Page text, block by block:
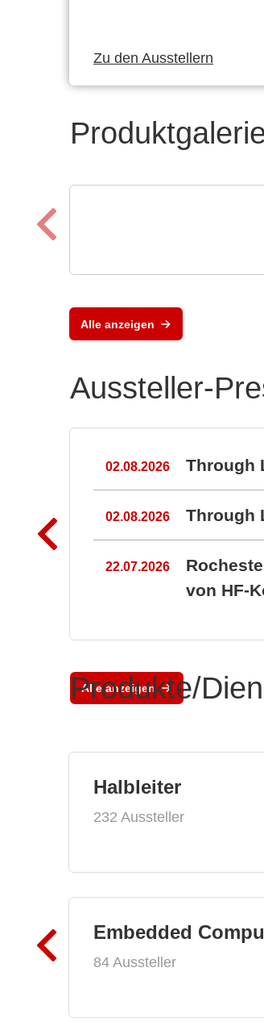
Zu den Ausstellern
Kunststoffgehäuse für
Elektronik
Alle anzeigen
Aussteller-
02.08.2026 Through
02.08.2026 Through
22.07.2026
von HF-
Alle anzeigen
Produkte/
Halbleiter
232 Aussteller
Embedded
84 Aussteller